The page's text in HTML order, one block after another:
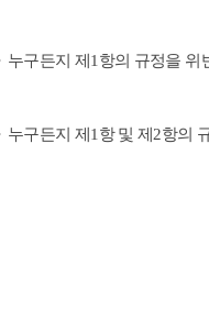
누구든지 제1항의 규정을 위
누구든지 제1항 및 제2항의